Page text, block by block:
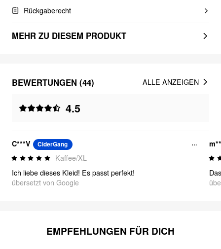
Rückgaberecht
MEHR ZU DIESEM PRODUKT
BEWERTUNGEN (44)
4.5
ALLE ANZEIGEN
C***V CiderGang
Kaffee/XL
Ich liebe dieses Kleid! Es passt perfekt!
übersetzt von Google
EMPFEHLUNGEN FÜR DICH